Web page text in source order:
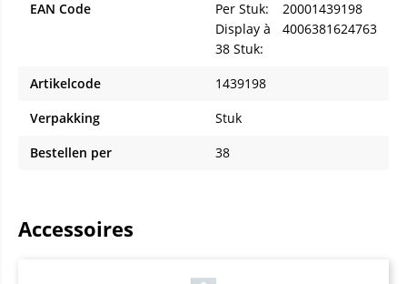
EAN Code
Per Stuk:
20001439198
Display à
38 Stuk:
4006381624763
Artikelcode
1439198
Verpakking
Stuk
Bestellen per
38
Accessoires